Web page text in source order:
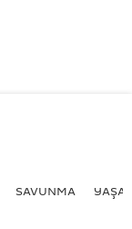
SAVUNMA